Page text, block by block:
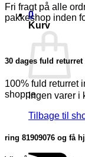
0
Kurv
Ingen varer i
Tilbage til
Fri fragt på alle
pakkeshop inden
30 dages fuld returret
100% fuld returret
shoppe
ring 81909076 og få